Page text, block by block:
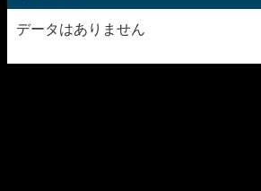
データはありません